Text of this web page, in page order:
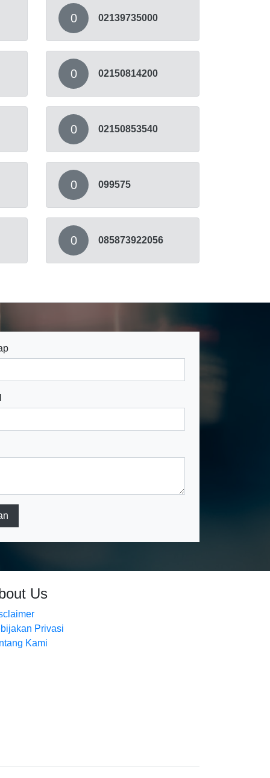
0 02139735000
0 02150814200
0 02150853540
0 099575
0 085873922056
Us
Privasi
Kami